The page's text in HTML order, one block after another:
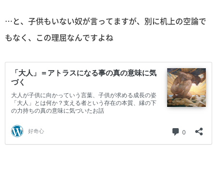
…と、子供もいない奴が言ってますが、別に机上の空論で
もなく、この理屈なんですよね